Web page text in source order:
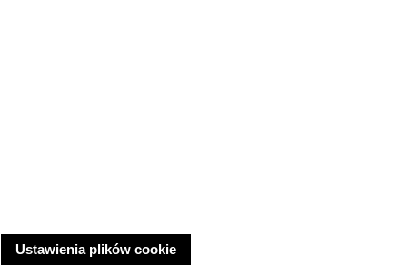
Ustawienia plików cookie